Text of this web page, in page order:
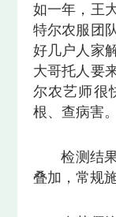
如一年，王
特尔农服团
好几户人家
大哥托人要
尔农艺师很
根、查病害。
检测结
叠加，常规